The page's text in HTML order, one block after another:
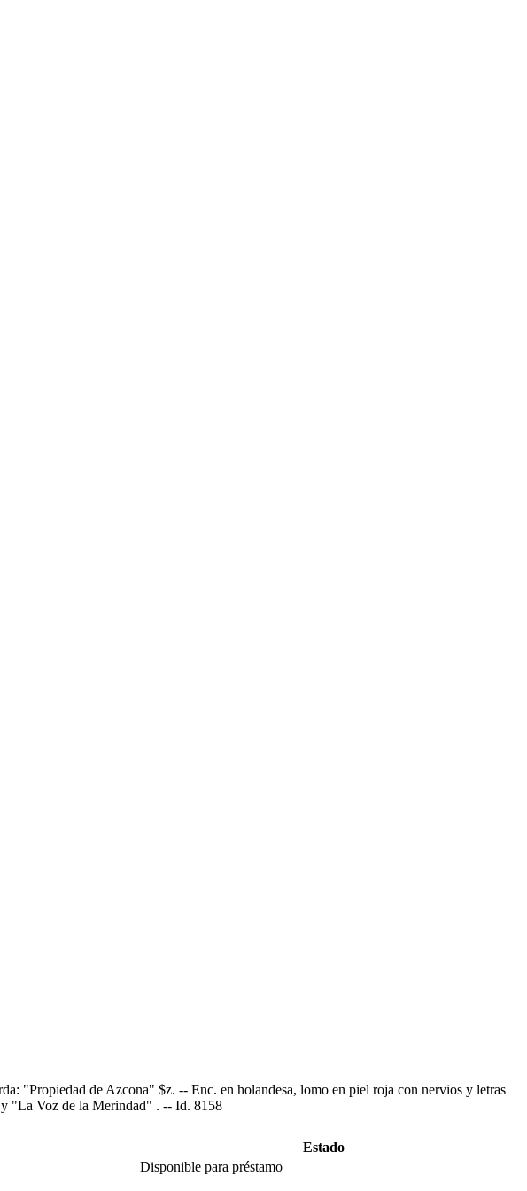
"Propiedad de Azcona" $z. -- Enc. en holandesa, lomo en piel roja con nervios y letras
y "La Voz de la Merindad" . -- Id. 8158
Estado
Disponible para préstamo